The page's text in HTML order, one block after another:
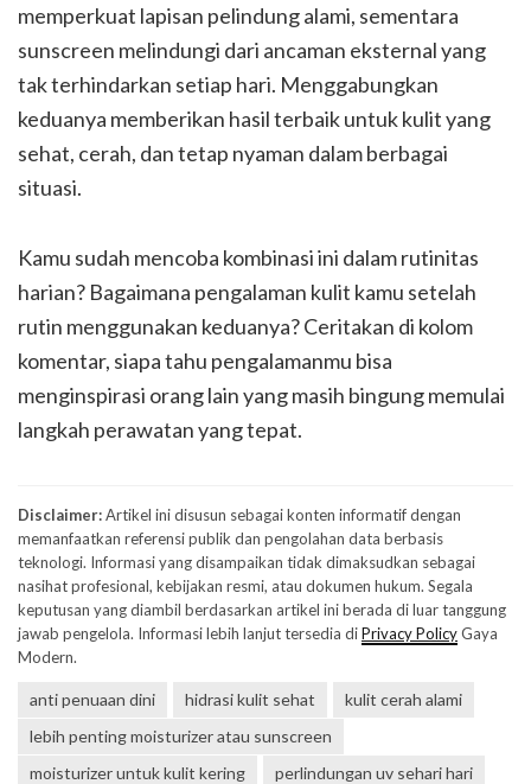
memperkuat lapisan pelindung alami, sementara
sunscreen melindungi dari ancaman eksternal yang
tak terhindarkan setiap hari. Menggabungkan
keduanya memberikan hasil terbaik untuk kulit yang
sehat, cerah, dan tetap nyaman dalam berbagai
situasi.
Kamu sudah mencoba kombinasi ini dalam rutinitas
harian? Bagaimana pengalaman kulit kamu setelah
rutin menggunakan keduanya? Ceritakan di kolom
komentar, siapa tahu pengalamanmu bisa
menginspirasi orang lain yang masih bingung memulai
langkah perawatan yang tepat.
Disclaimer:Artikel ini disusun sebagai konten informatif dengan
memanfaatkan referensi publik dan pengolahan data berbasis
teknologi. Informasi yang disampaikan tidak dimaksudkan sebagai
nasihat profesional, kebijakan resmi, atau dokumen hukum. Segala
keputusan yang diambil berdasarkan artikel ini berada di luar tanggung
jawab pengelola. Informasi lebih lanjut tersedia diPrivacy PolicyGaya
Modern.
anti penuaan dini hidrasi kulit sehat
kulit cerah alami
lebih penting moisturizer atau sunscreen
moisturizer untuk kulit kering
perlindungan uv sehari hari